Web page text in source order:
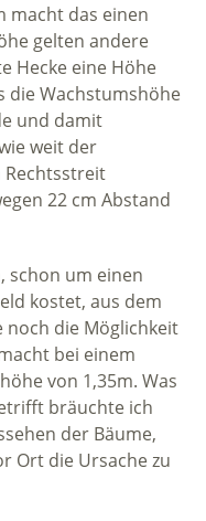
macht das einen
gelten andere
Hecke eine Höhe
die Wachstumshöhe
und damit
weit der
Rechtsstreit
22 cm Abstand
schon um einen
kostet, aus dem
noch die Möglichkeit
bei einem
von 1,35m. Was
bräuchte ich
der Bäume,
Ort die Ursache zu